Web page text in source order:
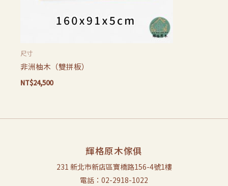
尺寸
非洲柚木（雙拼板）
NT$24,500
輝格原木傢俱
231 新北市新店區寶橋路156-4號1樓
電話：02-2918-1022